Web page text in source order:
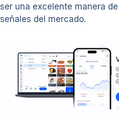
ser una excelente manera
señales del mercado.